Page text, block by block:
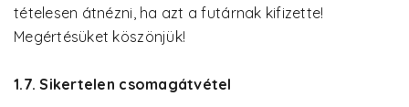
tételesen átnézni, ha azt a futárnak kifizette!
Megértésüket köszönjük!
1.7. Sikertelen csomagátvétel